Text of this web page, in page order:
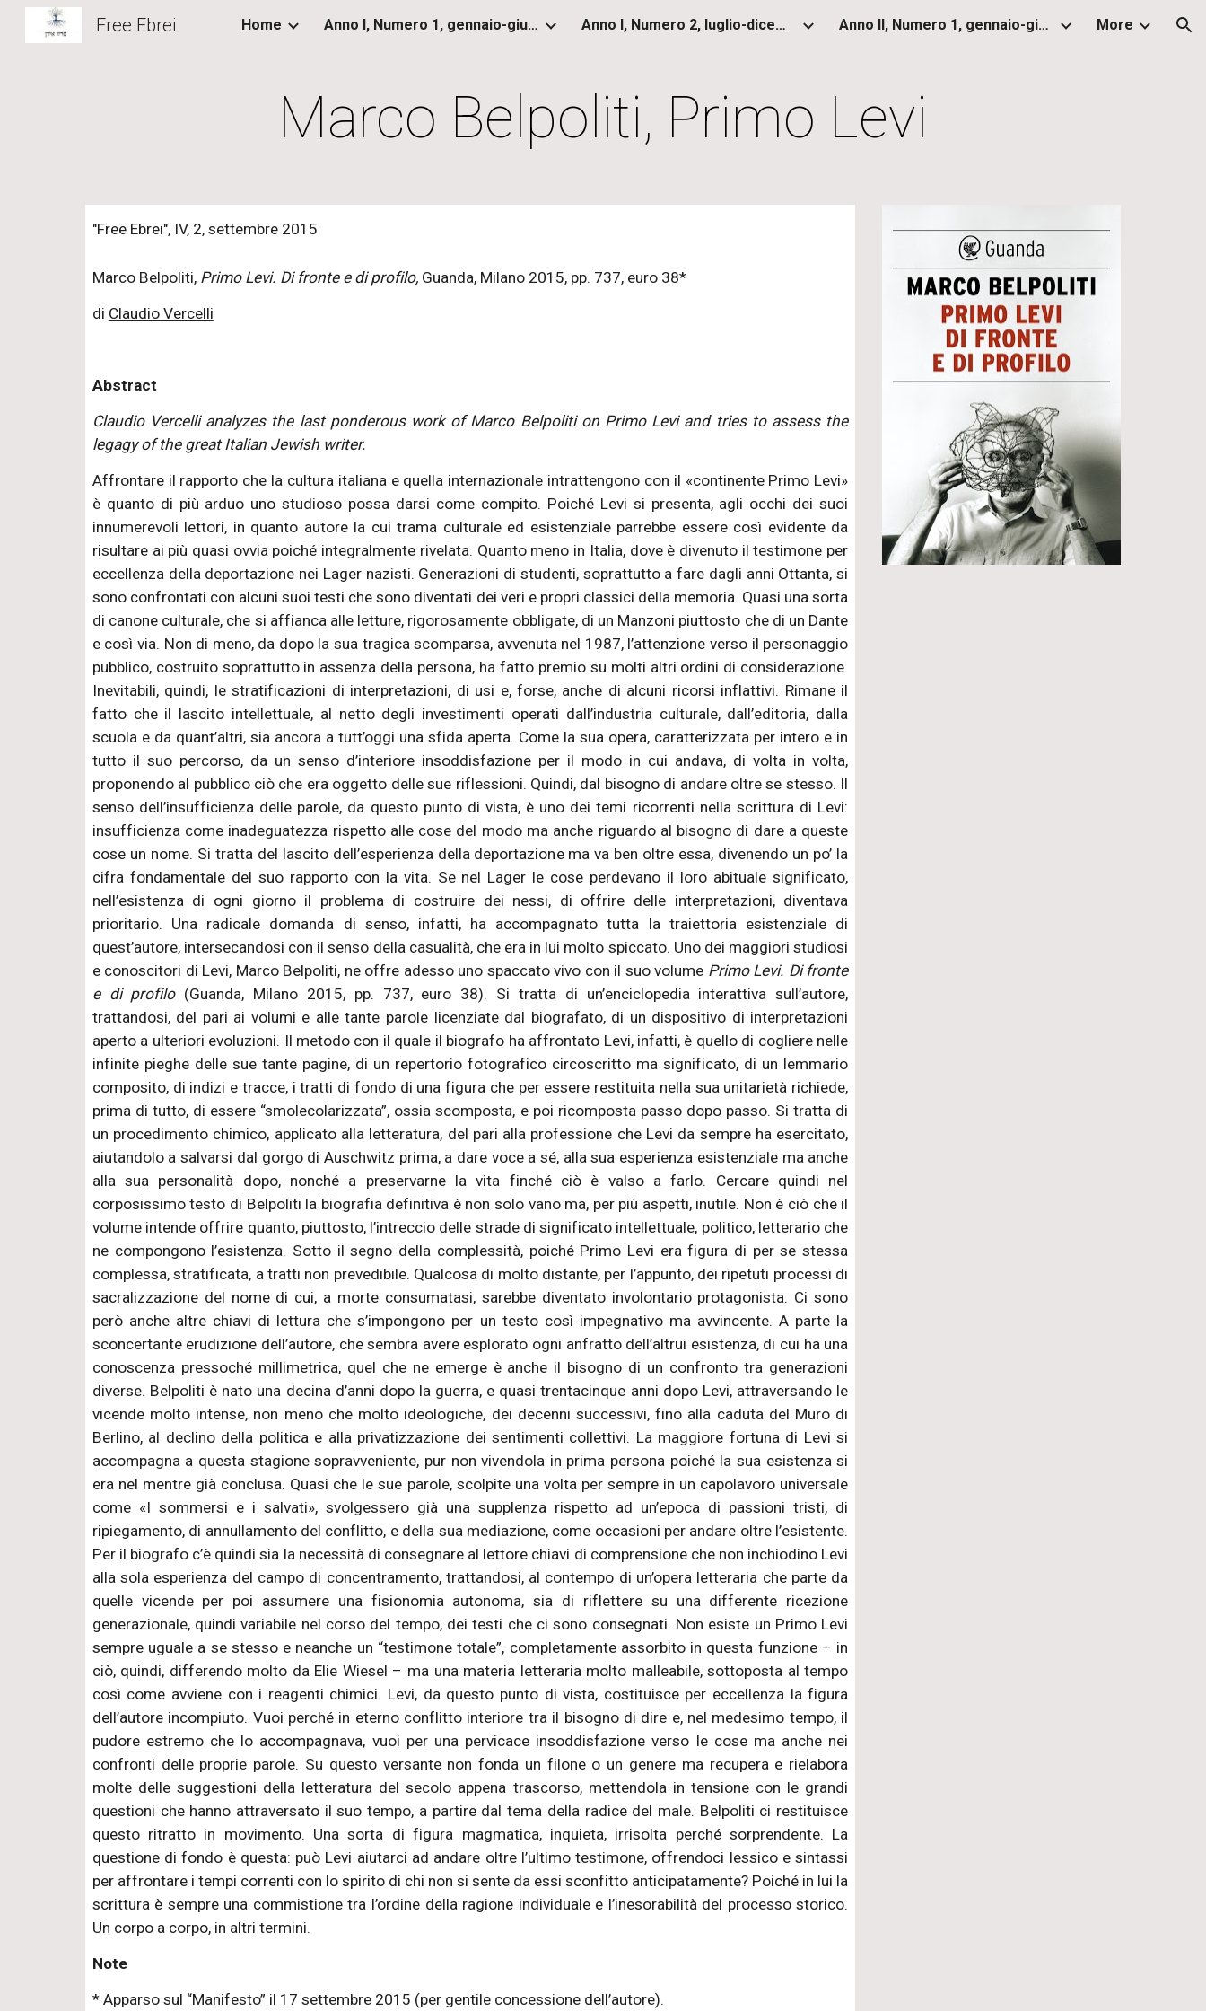
Skip to main content Skip to navigation
Free Ebrei Home Anno I, Numero 1, gennaio-giugno 2012 Anno I, Numero 2, luglio-dicembre 2012 Anno II, Numero 1, gennaio-giugno 2013 More
Marco Belpoliti, Primo Levi
"Free Ebrei", IV, 2, settembre 2015
Marco Belpoliti, Primo Levi. Di fronte e di profilo, Guanda, Milano 2015, pp. 737, euro 38*
di Claudio Vercelli
Abstract
Claudio Vercelli analyzes the last ponderous work of Marco Belpoliti on Primo Levi and tries to assess the
legagy of the great Italian Jewish writer.
Affrontare il rapporto che la cultura italiana e quella internazionale intrattengono con il «continente Primo Levi»
è quanto di più arduo uno studioso possa darsi come compito. Poiché Levi si presenta, agli occhi dei suoi
innumerevoli lettori, in quanto autore la cui trama culturale ed esistenziale parrebbe essere così evidente da
risultare ai più quasi ovvia poiché integralmente rivelata. Quanto meno in Italia, dove è divenuto il testimone per
eccellenza della deportazione nei Lager nazisti. Generazioni di studenti, soprattutto a fare dagli anni Ottanta, si
sono confrontati con alcuni suoi testi che sono diventati dei veri e propri classici della memoria. Quasi una sorta
di canone culturale, che si affianca alle letture, rigorosamente obbligate, di un Manzoni piuttosto che di un Dante
e così via. Non di meno, da dopo la sua tragica scomparsa, avvenuta nel 1987, l’attenzione verso il personaggio
pubblico, costruito soprattutto in assenza della persona, ha fatto premio su molti altri ordini di considerazione.
Inevitabili, quindi, le stratificazioni di interpretazioni, di usi e, forse, anche di alcuni ricorsi inflattivi. Rimane il
fatto che il lascito intellettuale, al netto degli investimenti operati dall’industria culturale, dall’editoria, dalla
scuola e da quant’altri, sia ancora a tutt’oggi una sfida aperta. Come la sua opera, caratterizzata per intero e in
tutto il suo percorso, da un senso d’interiore insoddisfazione per il modo in cui andava, di volta in volta,
proponendo al pubblico ciò che era oggetto delle sue riflessioni. Quindi, dal bisogno di andare oltre se stesso. Il
senso dell’insufficienza delle parole, da questo punto di vista, è uno dei temi ricorrenti nella scrittura di Levi:
insufficienza come inadeguatezza rispetto alle cose del modo ma anche riguardo al bisogno di dare a queste
cose un nome. Si tratta del lascito dell’esperienza della deportazione ma va ben oltre essa, divenendo un po’ la
cifra fondamentale del suo rapporto con la vita. Se nel Lager le cose perdevano il loro abituale significato,
nell’esistenza di ogni giorno il problema di costruire dei nessi, di offrire delle interpretazioni, diventava
prioritario. Una radicale domanda di senso, infatti, ha accompagnato tutta la traiettoria esistenziale di
quest’autore, intersecandosi con il senso della casualità, che era in lui molto spiccato. Uno dei maggiori studiosi
e conoscitori di Levi, Marco Belpoliti, ne offre adesso uno spaccato vivo con il suo volume Primo Levi. Di fronte
e di profilo (Guanda, Milano 2015, pp. 737, euro 38). Si tratta di un’enciclopedia interattiva sull’autore,
trattandosi, del pari ai volumi e alle tante parole licenziate dal biografato, di un dispositivo di interpretazioni
aperto a ulteriori evoluzioni. Il metodo con il quale il biografo ha affrontato Levi, infatti, è quello di cogliere nelle
infinite pieghe delle sue tante pagine, di un repertorio fotografico circoscritto ma significato, di un lemmario
composito, di indizi e tracce, i tratti di fondo di una figura che per essere restituita nella sua unitarietà richiede,
prima di tutto, di essere “smolecolarizzata”, ossia scomposta, e poi ricomposta passo dopo passo. Si tratta di
un procedimento chimico, applicato alla letteratura, del pari alla professione che Levi da sempre ha esercitato,
aiutandolo a salvarsi dal gorgo di Auschwitz prima, a dare voce a sé, alla sua esperienza esistenziale ma anche
alla sua personalità dopo, nonché a preservarne la vita finché ciò è valso a farlo. Cercare quindi nel
corposissimo testo di Belpoliti la biografia definitiva è non solo vano ma, per più aspetti, inutile. Non è ciò che il
volume intende offrire quanto, piuttosto, l’intreccio delle strade di significato intellettuale, politico, letterario che
ne compongono l’esistenza. Sotto il segno della complessità, poiché Primo Levi era figura di per se stessa
complessa, stratificata, a tratti non prevedibile. Qualcosa di molto distante, per l’appunto, dei ripetuti processi di
sacralizzazione del nome di cui, a morte consumatasi, sarebbe diventato involontario protagonista. Ci sono
però anche altre chiavi di lettura che s’impongono per un testo così impegnativo ma avvincente. A parte la
sconcertante erudizione dell’autore, che sembra avere esplorato ogni anfratto dell’altrui esistenza, di cui ha una
conoscenza pressoché millimetrica, quel che ne emerge è anche il bisogno di un confronto tra generazioni
diverse. Belpoliti è nato una decina d’anni dopo la guerra, e quasi trentacinque anni dopo Levi, attraversando le
vicende molto intense, non meno che molto ideologiche, dei decenni successivi, fino alla caduta del Muro di
Berlino, al declino della politica e alla privatizzazione dei sentimenti collettivi. La maggiore fortuna di Levi si
accompagna a questa stagione sopravveniente, pur non vivendola in prima persona poiché la sua esistenza si
era nel mentre già conclusa. Quasi che le sue parole, scolpite una volta per sempre in un capolavoro universale
come «I sommersi e i salvati», svolgessero già una supplenza rispetto ad un’epoca di passioni tristi, di
ripiegamento, di annullamento del conflitto, e della sua mediazione, come occasioni per andare oltre l’esistente.
Per il biografo c’è quindi sia la necessità di consegnare al lettore chiavi di comprensione che non inchiodino Levi
alla sola esperienza del campo di concentramento, trattandosi, al contempo di un’opera letteraria che parte da
quelle vicende per poi assumere una fisionomia autonoma, sia di riflettere su una differente ricezione
generazionale, quindi variabile nel corso del tempo, dei testi che ci sono consegnati. Non esiste un Primo Levi
sempre uguale a se stesso e neanche un “testimone totale”, completamente assorbito in questa funzione – in
ciò, quindi, differendo molto da Elie Wiesel – ma una materia letteraria molto malleabile, sottoposta al tempo
così come avviene con i reagenti chimici. Levi, da questo punto di vista, costituisce per eccellenza la figura
dell’autore incompiuto. Vuoi perché in eterno conflitto interiore tra il bisogno di dire e, nel medesimo tempo, il
pudore estremo che lo accompagnava, vuoi per una pervicace insoddisfazione verso le cose ma anche nei
confronti delle proprie parole. Su questo versante non fonda un filone o un genere ma recupera e rielabora
molte delle suggestioni della letteratura del secolo appena trascorso, mettendola in tensione con le grandi
questioni che hanno attraversato il suo tempo, a partire dal tema della radice del male. Belpoliti ci restituisce
questo ritratto in movimento. Una sorta di figura magmatica, inquieta, irrisolta perché sorprendente. La
questione di fondo è questa: può Levi aiutarci ad andare oltre l’ultimo testimone, offrendoci lessico e sintassi
per affrontare i tempi correnti con lo spirito di chi non si sente da essi sconfitto anticipatamente? Poiché in lui la
scrittura è sempre una commistione tra l’ordine della ragione individuale e l’inesorabilità del processo storico.
Un corpo a corpo, in altri termini.
Note
* Apparso sul “Manifesto” il 17 settembre 2015 (per gentile concessione dell’autore).